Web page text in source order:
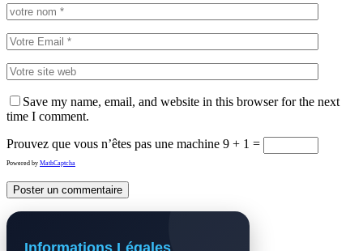
Save my name, email, and website in this browser for the next
time I comment.
Prouvez que vous n’êtes pas une machine 9 + 1 =
Powered by MathCaptcha